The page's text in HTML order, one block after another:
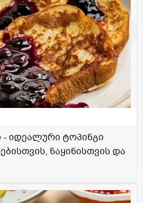
- იდეალური ტოპინგი
ნაყინისთვის და